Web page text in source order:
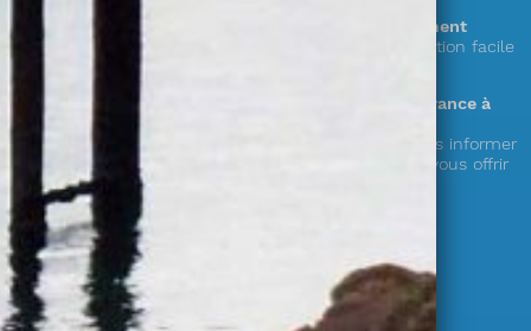
Le choix de la durée de votre abonnement
1 an ou mensuel (et possibilité de résiliation facile
depuis votre compte)
Votre soutien au seul web média en France à
Votre abonnement nous permet de vous informer
et de préparer de nouveaux services à vous offrir